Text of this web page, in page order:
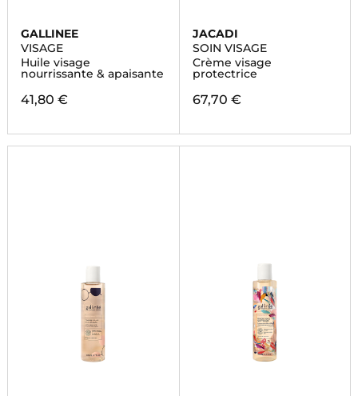
GALLINEE
VISAGE
Huile visage
nourrissante & apaisante
41,80 €
JACADI
SOIN VISAGE
Crème visage
protectrice
67,70 €